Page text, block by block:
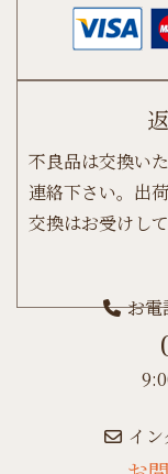
不良品は交換い
連絡下さい。出
交換はお受けし
お電
イ